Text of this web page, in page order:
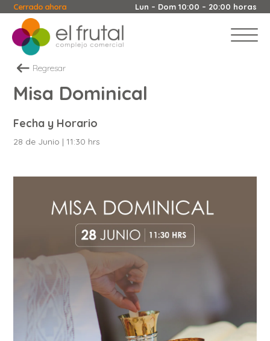
Cerrado ahora Lun – Dom 10:00 – 20:00 horas
Regresar
Misa Dominical
Fecha y Horario
28 de Junio | 11:30 hrs